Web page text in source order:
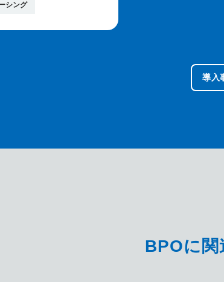
シング
導入
BPOに関